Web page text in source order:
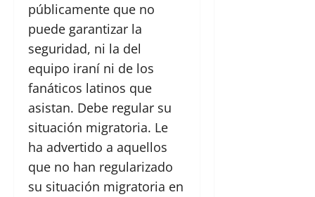
públicamente que no
puede garantizar la
seguridad, ni la del
equipo iraní ni de los
fanáticos latinos que
asistan. Debe regular su
situación migratoria. Le
ha advertido a aquellos
que no han regularizado
su situación migratoria en